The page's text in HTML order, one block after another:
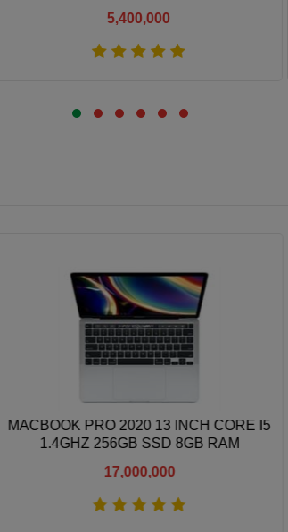
5,400,000
MACBOOK PRO 2020 13 INCH CORE I5
1.4GHZ 256GB SSD 8GB RAM
17,000,000